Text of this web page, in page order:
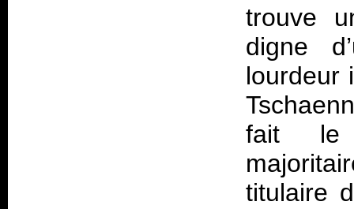
trouve
digne
lourdeur
fait le
titulaire